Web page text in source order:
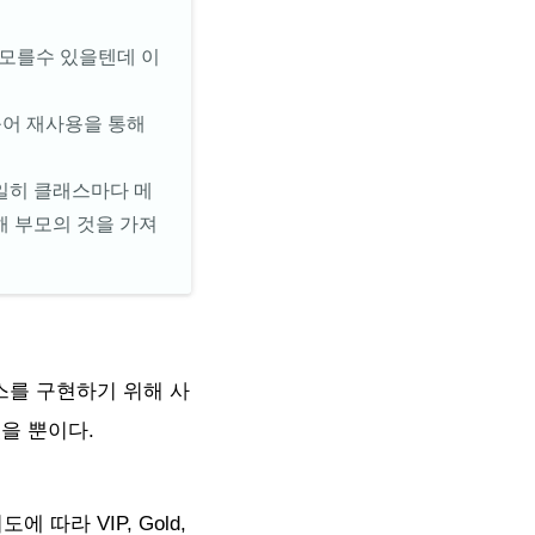
를수 있을텐데 이
재사용을 통해
클래스마다 메
부모의 것을 가져
를 구현하기 위해 사
뿐이다.
에 따라 VIP, Gold,